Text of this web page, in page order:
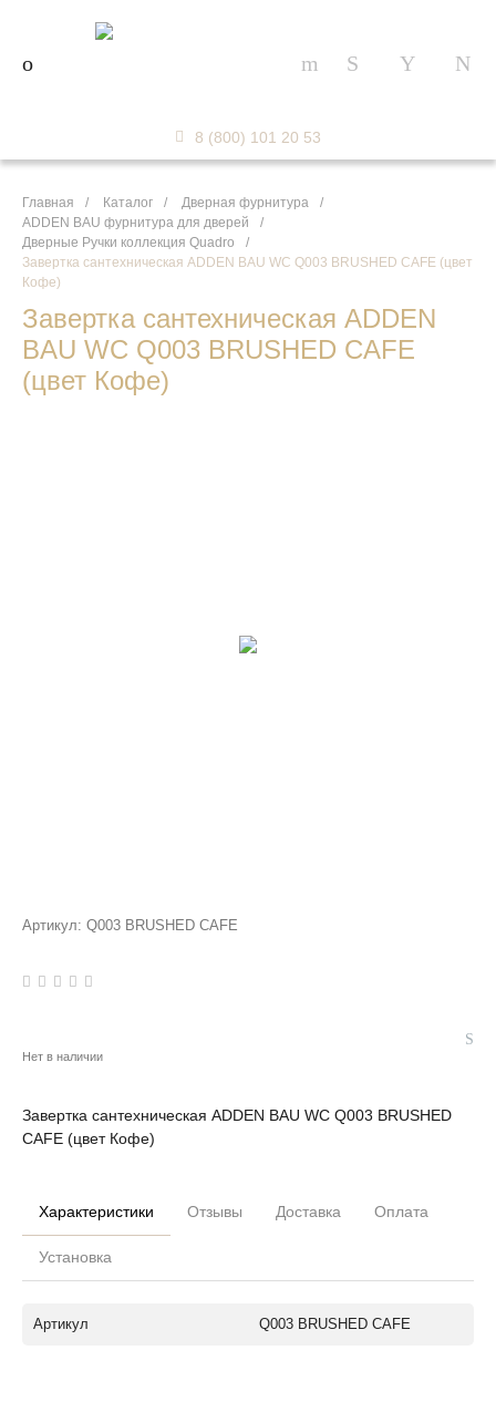
8 (800) 101 20 53
Главная / Каталог / Дверная фурнитура
/
ADDEN BAU фурнитура для дверей
/
Дверные Ручки коллекция Quadro
/
Завертка сантехническая ADDEN BAU WC Q003 BRUSHED CAFE (цвет
Кофе)
Завертка сантехническая ADDEN
BAU WC Q003 BRUSHED CAFE
(цвет Кофе)
Артикул: Q003 BRUSHED CAFE
Нет в наличии
Завертка сантехническая ADDEN BAU WC Q003 BRUSHED
CAFE (цвет Кофе)
Характеристики Отзывы Доставка Оплата
Установка
Артикул Q003 BRUSHED CAFE